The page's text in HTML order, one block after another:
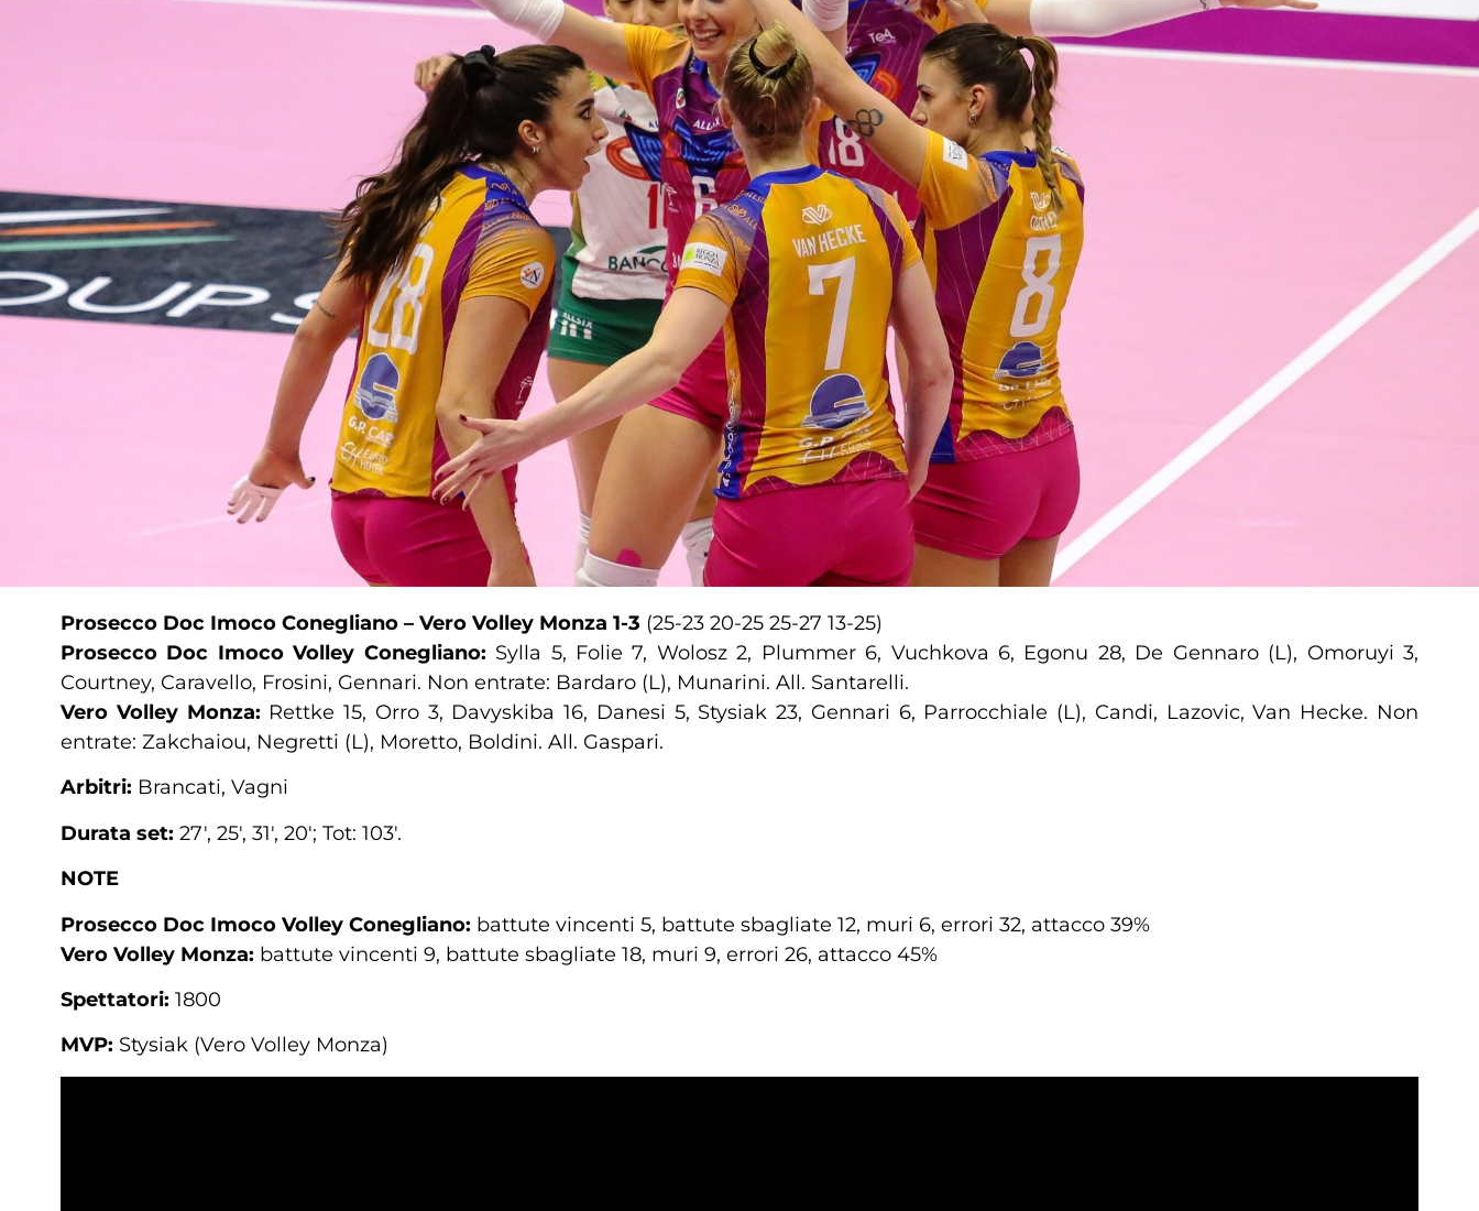
Prosecco Doc Imoco Conegliano – Vero Volley Monza 1-3 (25-23 20-25 25-27 13-25)
Prosecco Doc Imoco Volley Conegliano: Sylla 5, Folie 7, Wolosz 2, Plummer 6, Vuchkova 6, Egonu 28, De Gennaro (L), Omoruyi 3,
Courtney, Caravello, Frosini, Gennari. Non entrate: Bardaro (L), Munarini. All. Santarelli.
Vero Volley Monza: Rettke 15, Orro 3, Davyskiba 16, Danesi 5, Stysiak 23, Gennari 6, Parrocchiale (L), Candi, Lazovic, Van Hecke. Non
entrate: Zakchaiou, Negretti (L), Moretto, Boldini. All. Gaspari.
Arbitri: Brancati, Vagni
Durata set: 27′, 25′, 31′, 20′; Tot: 103′.
NOTE
Prosecco Doc Imoco Volley Conegliano: battute vincenti 5, battute sbagliate 12, muri 6, errori 32, attacco 39%
Vero Volley Monza: battute vincenti 9, battute sbagliate 18, muri 9, errori 26, attacco 45%
Spettatori: 1800
MVP: Stysiak (Vero Volley Monza)